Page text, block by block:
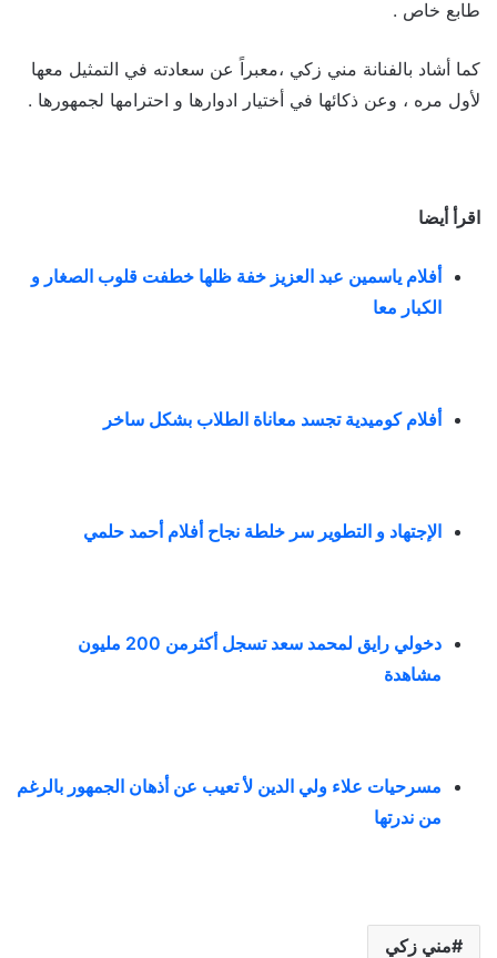
طابع خاص .
كما أشاد بالفنانة مني زكي ،معبراً عن سعادته في التمثيل معها
لأول مره ، وعن ذكائها في أختيار ادوارها و احترامها لجمهورها .
اقرأ أيضا
أفلام ياسمين عبد العزيز خفة ظلها خطفت قلوب الصغار و
الكبار معا
أفلام كوميدية تجسد معاناة الطلاب بشكل ساخر
الإجتهاد و التطوير سر خلطة نجاح أفلام أحمد حلمي
دخولي رايق لمحمد سعد تسجل أكثرمن 200 مليون
مشاهدة
مسرحيات علاء ولي الدين لأ تعيب عن أذهان الجمهور بالرغم
من ندرتها
مني زكي